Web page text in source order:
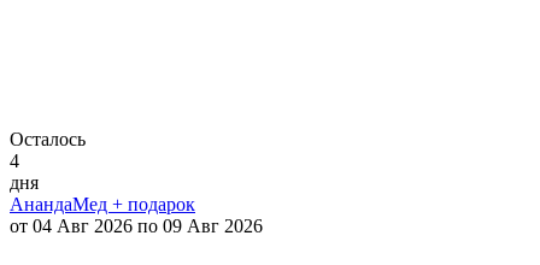
Осталось
4
дня
АнандаМед + подарок
от 04 Авг 2026 по 09 Авг 2026